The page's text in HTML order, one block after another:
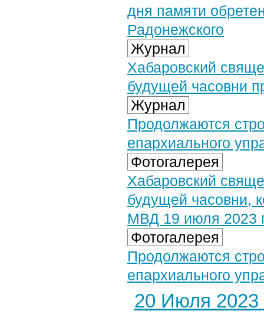
дня памяти
Радонежского
Журнал
Хабаровский
будущей часовни
Журнал
Продолжаются
епархиального
Фотогалерея
Хабаровский
будущей часовни,
МВД 19 июля 2023
Фотогалерея
Продолжаются
епархиального
20 Июля 2023